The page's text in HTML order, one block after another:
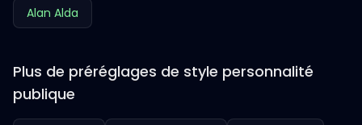
Alan Alda
Plus de préréglages de style personnalité
publique